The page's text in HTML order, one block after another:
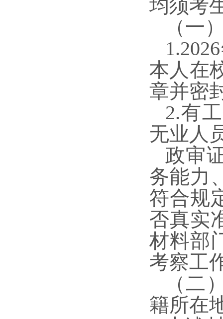
均须考
（一
1.2026
本人在
章并密
2.有
无业人
政审
务能力
符合规
否真实
材料部
考察工
（二
籍所在